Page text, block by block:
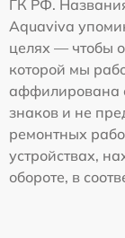
ГК РФ.
Aquaviva
целях — чтобы
которой мы
аффилирована
знаков и не
ремонтных
устройствах,
обороте, в